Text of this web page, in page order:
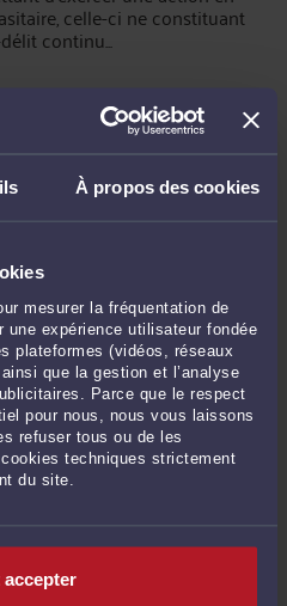
À propos des cookies
mesurer la fréquentation de
une expérience utilisateur fondée
plateformes (vidéos, réseaux
que la gestion et l’analyse
Parce que le respect
pour nous, nous vous laissons
refuser tous ou de les
techniques strictement
du site.
accepter
celle-ci ne constituant
continu...
affichJuriJudi.do?
ENVOYER
premier